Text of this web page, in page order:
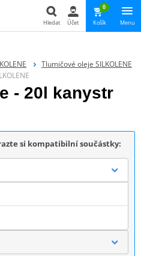
Hledat Účet
0
Košík Menu
Tlumičové oleje SILKOLENE
- 20l kanystr
si kompatibilní součástky: